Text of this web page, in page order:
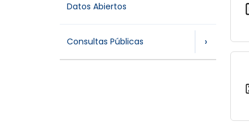
Datos Abiertos
Consultas Públicas ›